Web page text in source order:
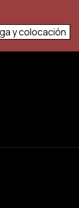
y colocación